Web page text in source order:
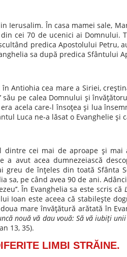
Ierusalim. În casa mamei sale,
cei 70 de ucenici ai Domnului.
predica Apostolului Petru,
sa după predica Sfântului
Antiohia cea mare a Siriei,
său pe calea Domnului şi
acela care-l însoţea şi lua
Luca ne-a lăsat o Evanghelie şi
cei mai de aproape şi
acea dumnezeiască
de înţeles din toată Sfânta
sa, pe când avea 90 de ani.
În Evanghelia sa este scris că
Ioan este aceea că stabileşte
mare învăţătură arătată în
nouă vă dau vouă: Să vă iubiţi
13, 35).
LIMBI STRĂINE.